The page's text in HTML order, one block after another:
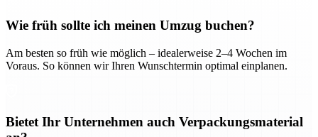
Wie früh sollte ich meinen Umzug buchen?
Am besten so früh wie möglich – idealerweise 2–4 Wochen im
Voraus. So können wir Ihren Wunschtermin optimal einplanen.
Bietet Ihr Unternehmen auch Verpackungsmaterial